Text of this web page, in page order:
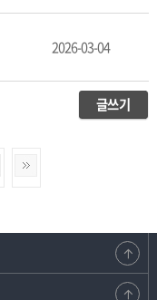
2026-03-04
글쓰기